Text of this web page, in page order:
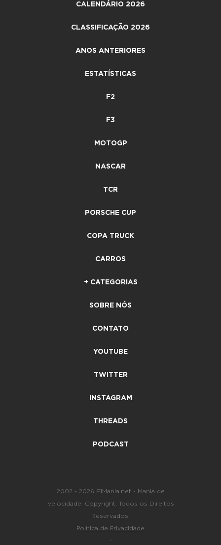
CALENDÁRIO 2026
CLASSIFICAÇÃO 2026
ANOS ANTERIORES
ESTATÍSTICAS
F2
F3
MOTOGP
NASCAR
TCR
PORSCHE CUP
COPA TRUCK
CARROS
+ CATEGORIAS
SOBRE NÓS
CONTATO
YOUTUBE
TWITTER
INSTAGRAM
THREADS
PODCAST
2002 - 2026 F1Mania.net - Mania de
Velocidade. Copyright. Todos os Direitos
Reservados.
Política de Privacidade
-